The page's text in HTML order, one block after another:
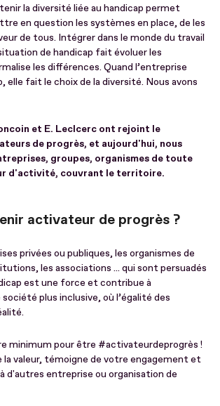
la diversité liée au handicap permet
en question les systèmes en place, de les
de tous. Intégrer dans le monde du travail
de handicap fait évoluer les
les différences. Quand l’entreprise
elle fait le choix de la diversité. Nous avons
et E. Leclcerc ont rejoint le
de progrès, et aujourd'hui, nous
groupes, organismes de toute
d'activité, couvrant le territoire.
activateur de progrès ?
privées ou publiques, les organismes de
les associations ... qui sont persuadés
est une force et contribue à
société plus inclusive, où l’égalité des
minimum pour être #activateurdeprogrès !
la valeur, témoigne de votre engagement et
d'autres entreprise ou organisation de